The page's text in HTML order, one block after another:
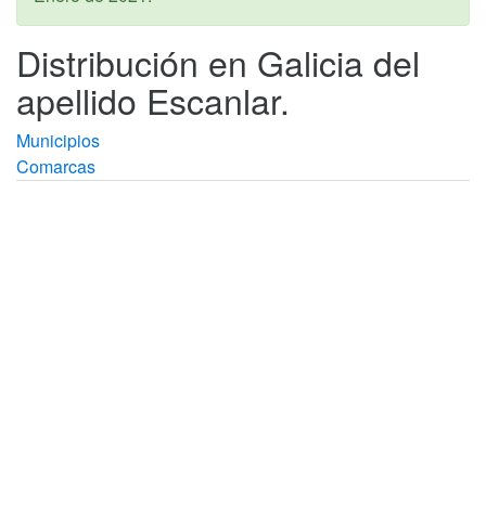
Distribución en Galicia del
apellido Escanlar.
Municipios
Comarcas